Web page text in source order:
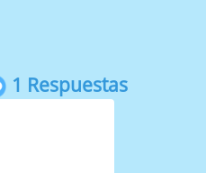
1 Respuestas